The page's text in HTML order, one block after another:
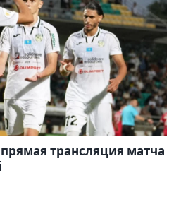
трансляция матча